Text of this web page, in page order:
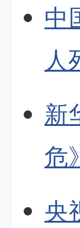
中
人
新
危》
央